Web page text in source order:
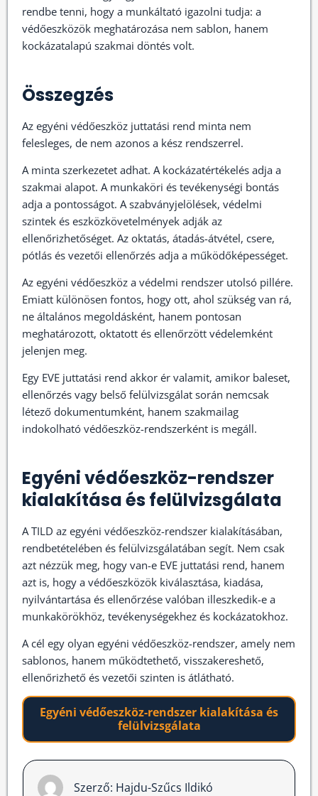
rendbe tenni, hogy a munkáltató igazolni tudja: a
védőeszközök meghatározása nem sablon, hanem
kockázatalapú szakmai döntés volt.
Összegzés
Az egyéni védőeszköz juttatási rend minta nem
felesleges, de nem azonos a kész rendszerrel.
A minta szerkezetet adhat. A kockázatértékelés adja a
szakmai alapot. A munkaköri és tevékenységi bontás
adja a pontosságot. A szabványjelölések, védelmi
szintek és eszközkövetelmények adják az
ellenőrizhetőséget. Az oktatás, átadás-átvétel, csere,
pótlás és vezetői ellenőrzés adja a működőképességet.
Az egyéni védőeszköz a védelmi rendszer utolsó pillére.
Emiatt különösen fontos, hogy ott, ahol szükség van rá,
ne általános megoldásként, hanem pontosan
meghatározott, oktatott és ellenőrzött védelemként
jelenjen meg.
Egy EVE juttatási rend akkor ér valamit, amikor baleset,
ellenőrzés vagy belső felülvizsgálat során nemcsak
létező dokumentumként, hanem szakmailag
indokolható védőeszköz-rendszerként is megáll.
Egyéni védőeszköz-rendszer
kialakítása és felülvizsgálata
A TILD az egyéni védőeszköz-rendszer kialakításában,
rendbetételében és felülvizsgálatában segít. Nem csak
azt nézzük meg, hogy van-e EVE juttatási rend, hanem
azt is, hogy a védőeszközök kiválasztása, kiadása,
nyilvántartása és ellenőrzése valóban illeszkedik-e a
munkakörökhöz, tevékenységekhez és kockázatokhoz.
A cél egy olyan egyéni védőeszköz-rendszer, amely nem
sablonos, hanem működtethető, visszakereshető,
ellenőrizhető és vezetői szinten is átlátható.
Egyéni védőeszköz-rendszer kialakítása és
felülvizsgálata
Szerző: Hajdu-Szűcs Ildikó